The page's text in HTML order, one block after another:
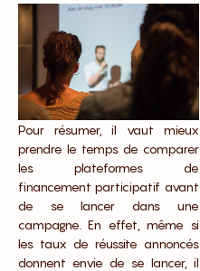
Pour résumer, il vaut mieux
prendre le temps de comparer
les plateformes de
financement participatif avant
de se lancer dans une
campagne. En effet, même si
les taux de réussite annoncés
donnent envie de se lancer, il